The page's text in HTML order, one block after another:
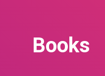
Books